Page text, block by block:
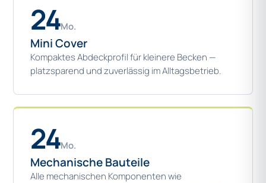
24Mo.
Mini Cover
Kompaktes Abdeckprofil für kleinere Becken —
platzsparend und zuverlässig im Alltagsbetrieb.
24Mo.
Mechanische Bauteile
Alle mechanischen Komponenten wie